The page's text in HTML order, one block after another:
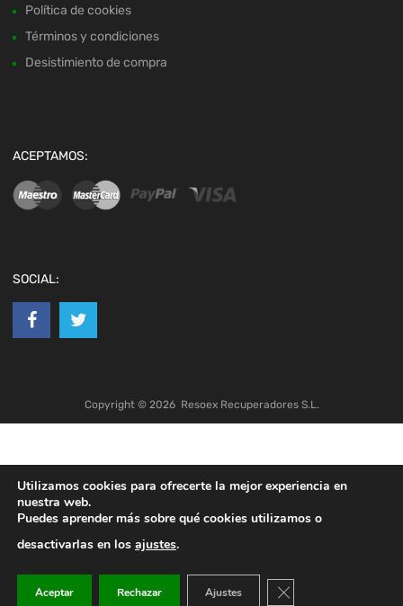
Política de cookies
Términos y condiciones
Desistimiento de compra
ACEPTAMOS:
SOCIAL:
Copyright © 2026 Resoex Recuperadores S.L.
Utilizamos cookies para ofrecerte la mejor experiencia en
nuestra web.
Puedes aprender más sobre qué cookies utilizamos o
desactivarlas en los ajustes.
Aceptar Rechazar Ajustes Cerrar el banner de